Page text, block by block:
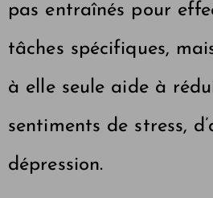
pas entraînés pour
tâches spécifiques,
à elle seule aide à
sentiments de stress,
dépression.